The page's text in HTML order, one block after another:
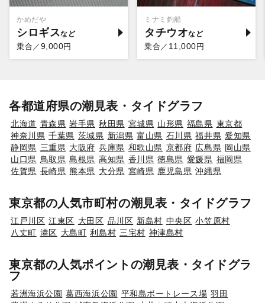
かめだや
シロギス
乗合／ 9,000円
ミナミ釣船
タチウオ
乗合／ 11,000円
各都道府県の潮見表・タイドグラフ
北海道 青森県 岩手県 秋田県 宮城県 山形県 福島県 東京都
神奈川県 千葉県 茨城県 新潟県 富山県 石川県 福井県 愛知県
静岡県 三重県 大阪府 兵庫県 和歌山県 京都府 広島県 岡山県
山口県 鳥取県 島根県 高知県 香川県 徳島県 愛媛県 福岡県
佐賀県 長崎県 熊本県 大分県 宮崎県 鹿児島県 沖縄県
東京都の人気市町村の潮見表・タイドグラフ
江戸川区 江東区 大田区 品川区 新島村 中央区 小笠原村
八丈町 港区 大島町 利島村 三宅村 神津島村
東京都の人気ポイントの潮見表・タイドグラ
フ
若洲海浜公園 葛西海浜公園 平和島ボートレース場 羽田